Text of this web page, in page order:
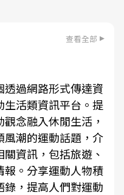
查看全部
透過網路形式傳達資
生活類資訊平台。提
念融入休閒生活，
風潮的運動話題，介
資訊，包括旅遊、
報。分享運動人物積
錄，提高人們對運動